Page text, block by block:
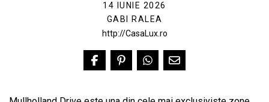
14 IUNIE 2026
GABI RALEA
http://CasaLux.ro